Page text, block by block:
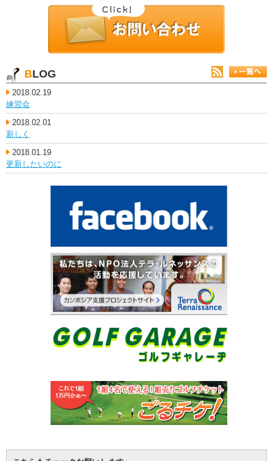
BLOG
2018.02.19
練習会
2018.02.01
新しく
2018.01.19
更新したいのに